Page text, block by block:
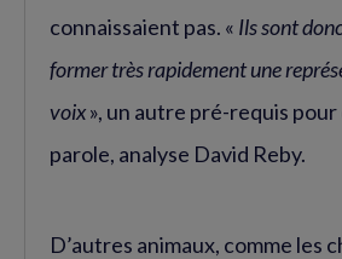
connaissaient pas. « Ils sont
former très rapidement une
voix», un autre pré-requis
parole, analyse David Reby.
D’autres animaux, comme les